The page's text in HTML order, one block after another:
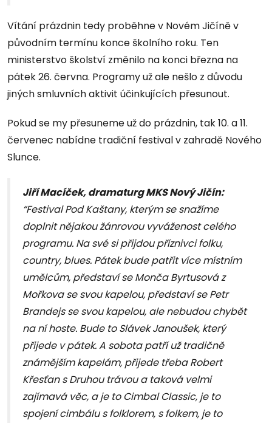
Vítání prázdnin tedy proběhne v Novém Jičíně v
původním termínu konce školního roku. Ten
ministerstvo školství změnilo na konci března na
pátek 26. června. Programy už ale nešlo z důvodu
jiných smluvních aktivit účinkujících přesunout.
Pokud se my přesuneme už do prázdnin, tak 10. a 11.
červenec nabídne tradiční festival v zahradě Nového
Slunce.
Jiří Macíček, dramaturg MKS Nový Jičín:
“Festival Pod Kaštany, kterým se snažíme
doplnit nějakou žánrovou vyváženost celého
programu. Na své si přijdou příznivci folku,
country, blues. Pátek bude patřit více místním
umělcům, představí se Monča Byrtusová z
Mořkova se svou kapelou, představí se Petr
Brandejs se svou kapelou, ale nebudou chybět
na ní hoste. Bude to Slávek Janoušek, který
přijede v pátek. A sobota patří už tradičně
známějším kapelám, přijede třeba Robert
Křesťan s Druhou trávou a taková velmi
zajímavá věc, a je to Cimbal Classic, je to
spojení cimbálu s folklorem, s folkem, je to